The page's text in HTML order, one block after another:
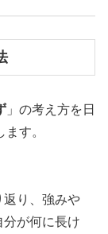
」の考え方を日
す。
返り、強みや
が何に長け